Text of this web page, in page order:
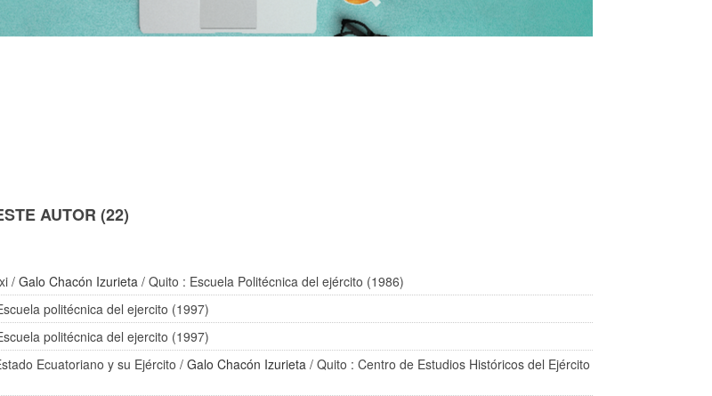
AUTOR (22)
/Galo Chacón Izurieta / Quito : Escuela Politécnica del ejército (1986)
politécnica del ejercito (1997)
politécnica del ejercito (1997)
Ecuatoriano y su Ejército /Galo Chacón Izurieta / Quito : Centro de Estudios Históricos del Ejército